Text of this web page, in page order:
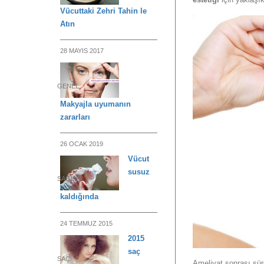
Vücuttaki Zehri Tahin le
Atın
28 MAYIS 2017
GENEL
Makyajla uyumanın
zararları
26 OCAK 2019
SAĞLIK
Vücut
susuz
kaldığında
24 TEMMUZ 2015
SAÇ
2015
saç